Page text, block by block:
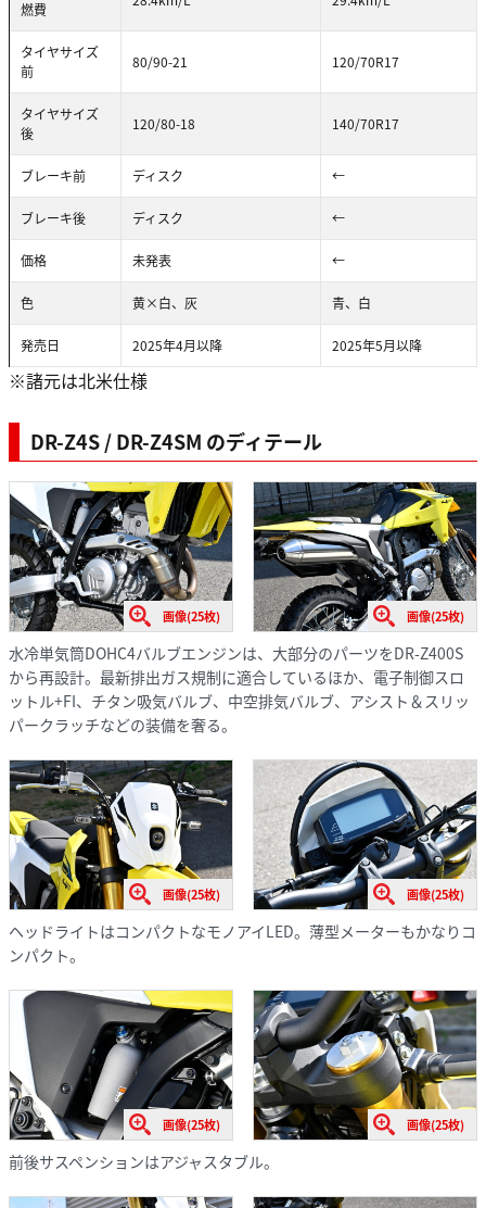
燃費
タイヤサイズ
前
80/90-21 120/70R17
タイヤサイズ
後
120/80-18 140/70R17
ブレーキ前 ディスク ←
ブレーキ後 ディスク ←
価格 未発表 ←
色 黄×白、灰 青、白
発売日 2025年4月以降 2025年5月以降
※諸元は北米仕様
DR-Z4S / DR-Z4SM のディテール
画像(25枚) 画像(25枚)
水冷単気筒DOHC4バルブエンジンは、大部分のパーツをDR-Z400S
から再設計。最新排出ガス規制に適合しているほか、電子制御スロ
ットル+FI、チタン吸気バルブ、中空排気バルブ、アシスト＆スリッ
パークラッチなどの装備を奢る。
画像(25枚) 画像(25枚)
ヘッドライトはコンパクトなモノアイLED。薄型メーターもかなりコ
ンパクト。
画像(25枚) 画像(25枚)
前後サスペンションはアジャスタブル。